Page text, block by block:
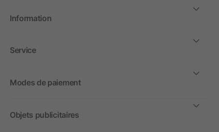
Information
Service
Modes de paiement
Objets publicitaires